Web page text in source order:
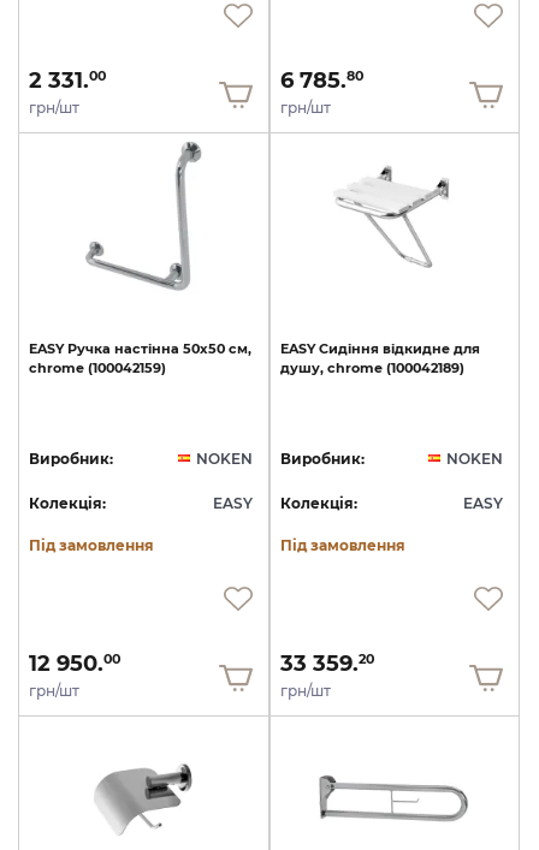
2 331.00
грн/шт
6 785.80
грн/шт
EASY Ручка настінна 50х50 см,
chrome (100042159)
Виробник: NOKEN
Колекція: EASY
Під замовлення
12 950.00
грн/шт
EASY Сидіння відкидне для
душу, chrome (100042189)
Виробник: NOKEN
Колекція: EASY
Під замовлення
33 359.20
грн/шт